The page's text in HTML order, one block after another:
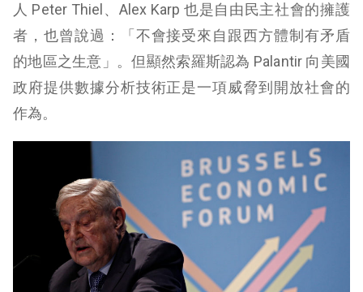
人 Peter Thiel、Alex Karp 也是自由民主社會的擁護
者，也曾說過：「不會接受來自跟西方體制有矛盾
的地區之生意」。但顯然索羅斯認為 Palantir 向美國
政府提供數據分析技術正是一項威脅到開放社會的
作為。